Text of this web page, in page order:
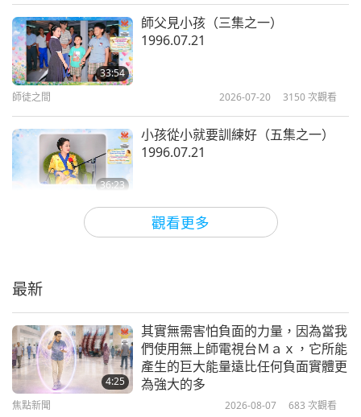
在你們知道，每一樣都真的有幫助。很難跟你們講這
些事情。因為你們也要誠心，懂嗎？
父電視一小時，你可以得兩千點。我的電視，我的影
片。即使你一再重複又重複，看同一部影片。我說這
個不是要你們買新的。讀一小時教理有八百點，但看
一小時影片兩千點，比方說這樣。
貝？（我的問題問不完，不過現在問完了。）
（當您提到我們得到兩千點，是我們必須坐在電視前
當然，那你可得兩千點，否則會比較少。（是，因為
大多數時候，例如當我通宵工作，正在燙衣服等等的
時候。）你越專心，你就有兩千點。如果你坐在那裡
看，專心並了解內容。否則，你得到的比較少，不是
沒有。（我意思是，好，當我只是聽它且讓它…）
是，那也有點數。（好。）但不會得到全部兩千點，
觀看更多
33:54
師父見小孩（三集之一）
1996.07.21
師徒之間 2026-07-20 3150次觀看
36:23
小孩從小就要訓練好（五集之一）
1996.07.21
2026-07-15
師父歡迎青春之王（三集之一）
2026.06.30
最新
4:25
其實無需害怕負面的力量，因為當我
們使用無上師電視台Ｍａｘ，它所能
產生的巨大能量遠比任何負面實體更
為強大的多
焦點新聞 2026-08-07 683 次觀看